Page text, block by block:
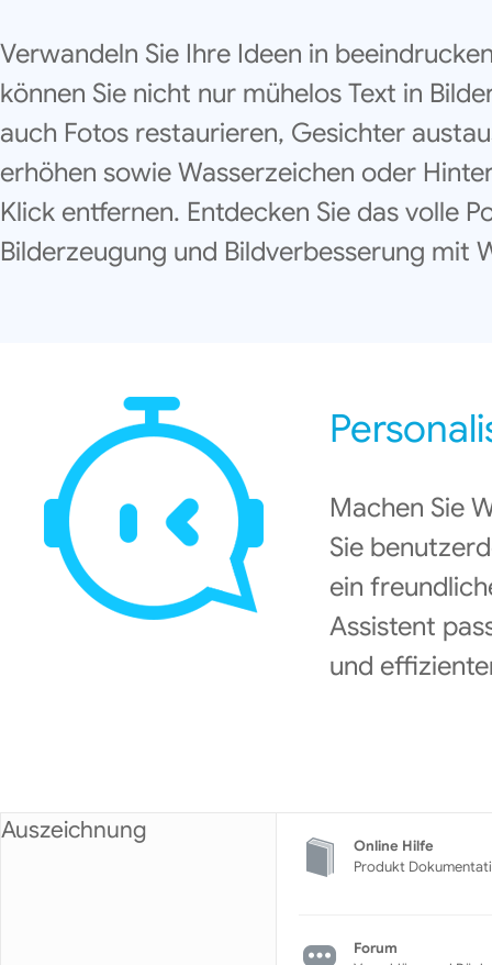
Verwandeln Sie Ihre Ideen in
können Sie nicht nur mühelos Text in
auch Fotos restaurieren, Gesichter
erhöhen sowie Wasserzeichen oder
Klick entfernen. Entdecken Sie das volle
Bilderzeugung und Bildverbesserung mit
Machen Sie
Sie
ein
Assistent
und
Auszeichnung
Online Hilfe
Produkt
Forum